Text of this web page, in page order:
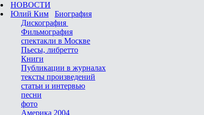
НОВОСТИ
Юлий Ким
Биография
Дискография
Фильмография
спектакли в Москве
Пьесы, либретто
Книги
Публикации в журналах
тексты произведений
статьи и интервью
песни
фото
Америка 2004